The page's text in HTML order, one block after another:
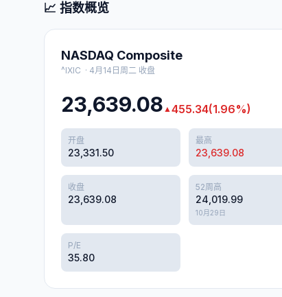
📈 指数概览
NASDAQ Composite
^IXIC · 4月14日周二 收盘
23,639.08 ▲455.34(1.96%)
开盘
23,331.50
最高
23,639.08
收盘
23,639.08
52周高
24,019.99
10月29日
P/E
35.80